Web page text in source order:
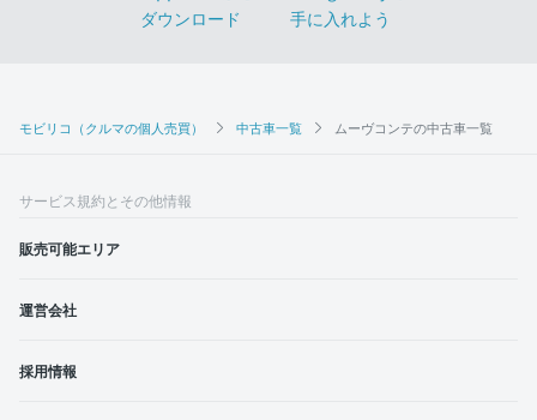
モビリコ（クルマの個人売買） 中古車一覧 ムーヴコンテの中古車一覧
サービス規約とその他情報
販売可能エリア
運営会社
採用情報